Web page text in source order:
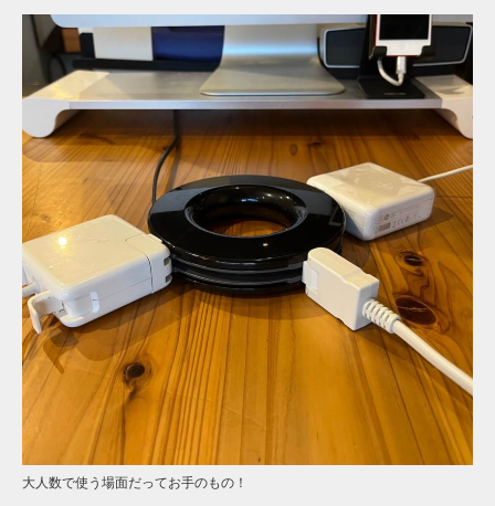
大人数で使う場面だってお手のもの！